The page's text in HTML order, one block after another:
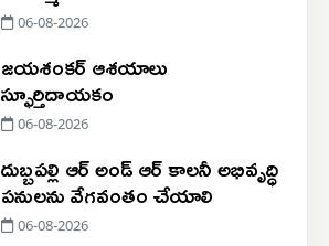
06-08-2026
జయశంకర్ ఆశయాలు
స్ఫూర్తిదాయకం
06-08-2026
దుబ్బపల్లి ఆర్‌ అండ్‌ ఆర్ కాలనీ అభివృద్ధి
పనులను వేగవంతం చేయాలి
06-08-2026